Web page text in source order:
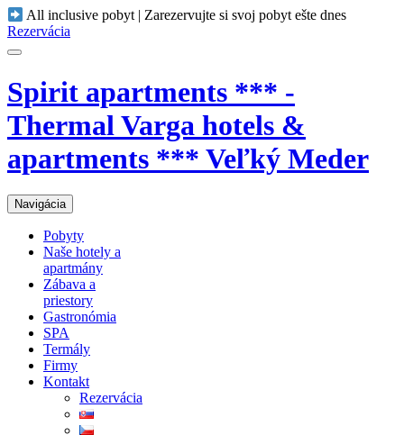
All inclusive pobyt | Zarezervujte si svoj pobyt ešte dnes
Rezervácia
Spirit apartments *** -
Thermal Varga hotels &
apartments *** Veľký Meder
Navigácia
Pobyty
Naše hotely a
apartmány
Zábava a
priestory
Gastronómia
SPA
Termály
Firmy
Kontakt
Rezervácia